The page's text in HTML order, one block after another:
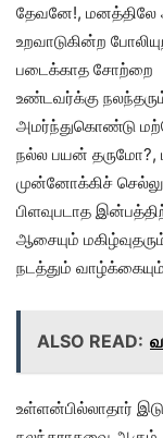
தேவனே!, மனத்திலே
உறவாடுகின்ற
படைக்காத சோற்றை
உண்டவர்க்கு
அமர்ந்துகொண்டு
நல்ல பயன்
முன்னோக்கிச்
பிளவுபடாத
ஆசையும்
நடத்தும்
ALSO READ:
உள்ளன்பில்லாதார்